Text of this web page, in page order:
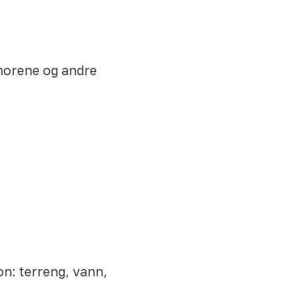
og andre
terreng, vann,